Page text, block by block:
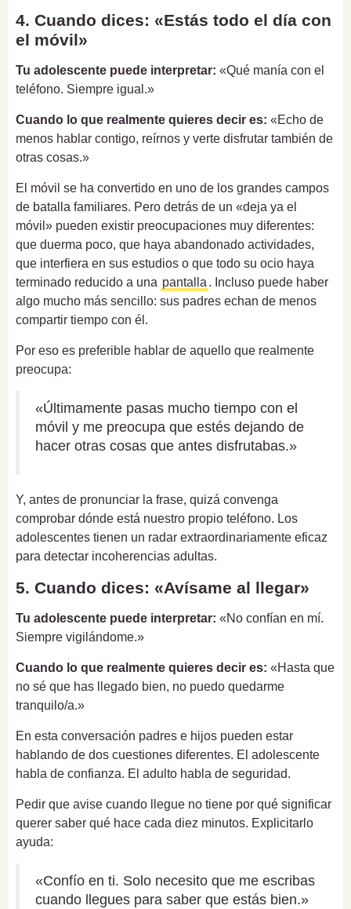
4. Cuando dices: «Estás todo el día con
el móvil»
Tu adolescente puede interpretar: «Qué manía con el
teléfono. Siempre igual.»
Cuando lo que realmente quieres decir es: «Echo de
menos hablar contigo, reírnos y verte disfrutar también de
otras cosas.»
El móvil se ha convertido en uno de los grandes campos
de batalla familiares. Pero detrás de un «deja ya el
móvil» pueden existir preocupaciones muy diferentes:
que duerma poco, que haya abandonado actividades,
que interfiera en sus estudios o que todo su ocio haya
terminado reducido a una pantalla . Incluso puede haber
algo mucho más sencillo: sus padres echan de menos
compartir tiempo con él.
Por eso es preferible hablar de aquello que realmente
preocupa:
«Últimamente pasas mucho tiempo con el
móvil y me preocupa que estés dejando de
hacer otras cosas que antes disfrutabas.»
Y, antes de pronunciar la frase, quizá convenga
comprobar dónde está nuestro propio teléfono. Los
adolescentes tienen un radar extraordinariamente eficaz
para detectar incoherencias adultas.
5. Cuando dices: «Avísame al llegar»
Tu adolescente puede interpretar: «No confían en mí.
Siempre vigilándome.»
Cuando lo que realmente quieres decir es: «Hasta que
no sé que has llegado bien, no puedo quedarme
tranquilo/a.»
En esta conversación padres e hijos pueden estar
hablando de dos cuestiones diferentes. El adolescente
habla de confianza. El adulto habla de seguridad.
Pedir que avise cuando llegue no tiene por qué significar
querer saber qué hace cada diez minutos. Explicitarlo
ayuda:
«Confío en ti. Solo necesito que me escribas
cuando llegues para saber que estás bien.»